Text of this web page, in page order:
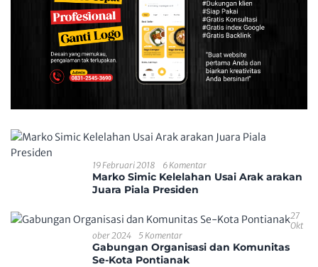
19 Februari 2018 6 Komentar
Marko Simic Kelelahan Usai Arak arakan
Juara Piala Presiden
27
Okt
Ober 2024
5 Komentar
Gabungan Organisasi dan Komunitas
Se-Kota Pontianak